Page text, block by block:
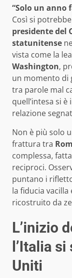
“Solo un anno
Così si
presidente del
statunitense
vista come la
Washington,
un momento di
tra parole mal
quell’intesa si
relazione
Non è più solo
frattura tra
complessa,
reciproci.
puntano i
la fiducia
ricostruito da
L’inizio
l’Italia
Uniti